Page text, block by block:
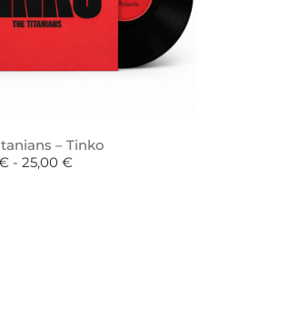
– Tinko
- 25,00 €